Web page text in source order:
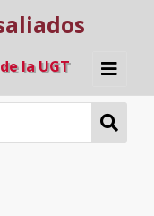
la UGT